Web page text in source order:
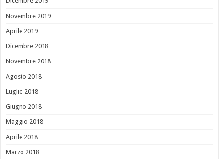
Novembre 2019
Aprile 2019
Dicembre 2018
Novembre 2018
Agosto 2018
Luglio 2018
Giugno 2018
Maggio 2018
Aprile 2018
Marzo 2018